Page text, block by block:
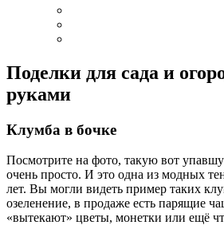
Поделки для сада и
руками
Клумба в бочке
Посмотрите на фото, такую вот
очень просто. И это одна из модных
лет. Вы могли видеть пример таких
озеленение, в продаже есть парящие
«вытекают» цветы, монетки или ещё